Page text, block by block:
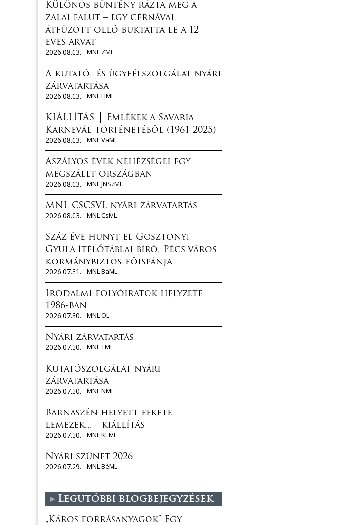
Különös bűntény rázta meg a
zalai falut – egy cérnával
átfűzött olló buktatta le a 12
éves árvát
2026.08.03.
MNL ZML
A kutató- és ügyfélszolgálat nyári
zárvatartása
2026.08.03.
MNL HML
KIÁLLÍTÁS │ Emlékek a Savaria
Karnevál történetéből (1961-2025)
2026.08.03.
MNL VaML
Aszályos évek nehézségei egy
megszállt országban
2026.08.03.
MNL JNSzML
MNL CSCSVL nyári zárvatartás
2026.08.03.
MNL CsML
Száz éve hunyt el Gosztonyi
Gyula ítélőtáblai bíró, Pécs város
kormánybiztos-főispánja
2026.07.31.
MNL BaML
Irodalmi folyóiratok helyzete
1986-ban
2026.07.30.
MNL OL
Nyári zárvatartás
2026.07.30.
MNL TML
Kutatószolgálat nyári
zárvatartása
2026.07.30.
MNL NML
Barnaszén helyett fekete
lemezek... - kiállítás
2026.07.30.
MNL KEML
Nyári szünet 2026
2026.07.29.
MNL BéML
Legutóbbi blogbejegyzések
„Káros forrásanyagok” Egy